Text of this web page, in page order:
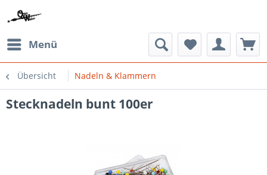
Menü
Übersicht Nadeln & Klammern
Stecknadeln bunt 100er